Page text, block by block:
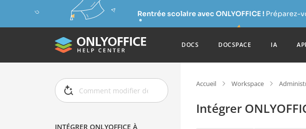
Rentrée scolaire avec ONLYOFFICE !Préparez-
DOCS DOCSPACE IA
INTÉGRER ONLYOFFICE À
Accueil Workspace
Intégrer